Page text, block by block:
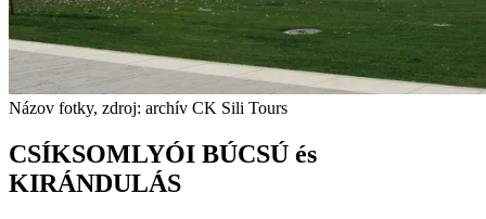
Názov fotky, zdroj: archív CK Sili Tours
CSÍKSOMLYÓI BÚCSÚ és
KIRÁNDULÁS